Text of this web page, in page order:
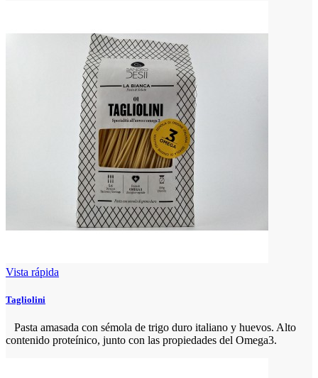
Vista rápida
Tagliolini
Pasta amasada con sémola de trigo duro italiano y huevos. Alto
contenido proteínico, junto con las propiedades del Omega3.